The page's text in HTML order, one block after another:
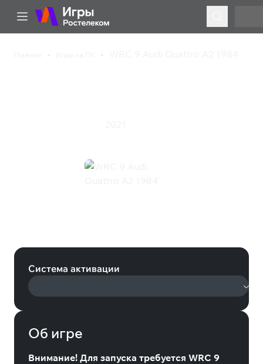
Система активации
Об игре
Внимание! Для запуска требуется WRC 9